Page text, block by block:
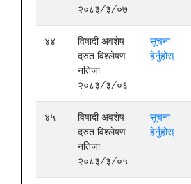
२०८३/३/०७
४४
विषादी अवशेष
द्रुत विश्लेषण
नतिजा
२०८३/३/०६
सूचना
हेर्नुहोस्
४५
विषादी अवशेष
द्रुत विश्लेषण
नतिजा
२०८३/३/०५
सूचना
हेर्नुहोस्